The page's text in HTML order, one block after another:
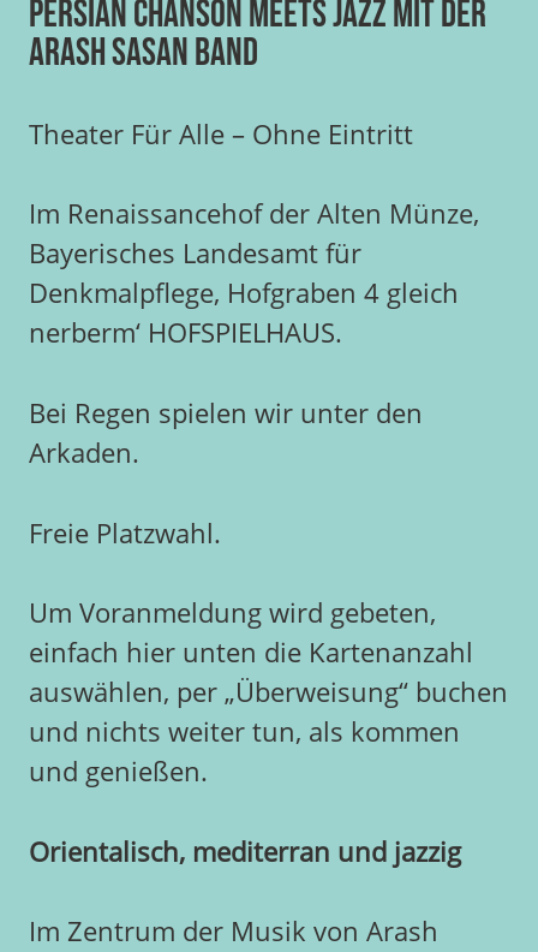
Persian Chanson meets Jazz mit der
Arash Sasan Band
Theater Für Alle – Ohne Eintritt
Im Renaissancehof der Alten Münze,
Bayerisches Landesamt für
Denkmalpflege, Hofgraben 4 gleich
nerberm‘ HOFSPIELHAUS.
Bei Regen spielen wir unter den
Arkaden.
Freie Platzwahl.
Um Voranmeldung wird gebeten,
einfach hier unten die Kartenanzahl
auswählen, per „Überweisung“ buchen
und nichts weiter tun, als kommen
und genießen.
Orientalisch, mediterran und jazzig
Im Zentrum der Musik von Arash